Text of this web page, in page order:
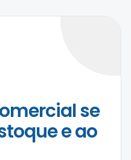
se
e ao